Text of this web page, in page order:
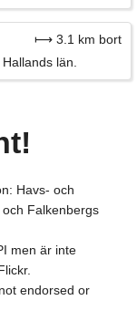
⟼ 3.1 km bort
län.
Havs- och
Falkenbergs
men är inte
endorsed or